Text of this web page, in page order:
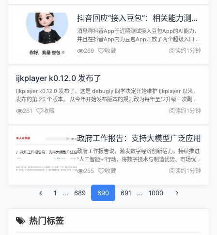
R1 模型为代表的高效推理技术，正在颠覆 AI 经济的
点围绕三大话题展开： R1 模型的革新性训练方案：
通过纯强...
抖音回应“接入豆包”：相关能力测试
中
消息称抖音App于近期测试接入豆包App的AI能力，
并且在抖音App内为豆包App开放了两个超级入口，
一个位于短视频界面，与点赞、评论、转发等功能处
于同一竖列；另外一个入口则位于抖音App的消息列
表内。 新浪科技就此信息求证抖音，抖音相关负责人
户提供更丰富的AI服务。
269 收藏 阅读约1分钟
ijkplayer k0.12.0 发布了
ijkplayer k0.12.0 发布了，这是 debugly 同学决定开始维护 ijkplayer 以来，
发布的第 25 个版本。 从今年开始发布版本的规则改为每年至少升级一次副版
本号。 新版本更新内容： - 升级了所有三方库，部分库的官方声明说提升了性
能，FFmpeg升级到了 n6.1.2 - pod库描述文件去掉对 c++的依赖 - 修复了一
些内存泄...
261 收藏 阅读约1分钟
政府工作报告：支持大模型广泛应用
政府工作报告说，激发数字经济创新活力。持续推进
“人工智能+”行动，将数字技术与制造优势、市场优
势更好结合起来，支持大模型广泛应用，大力发展智
能网联新能源汽车、人工智能手机和电脑、智能机器
人等新一代智能终端以及智能制造装备。
255 收藏 阅读约1分钟
1 ... 689 690 691 ... 1000
热门标签